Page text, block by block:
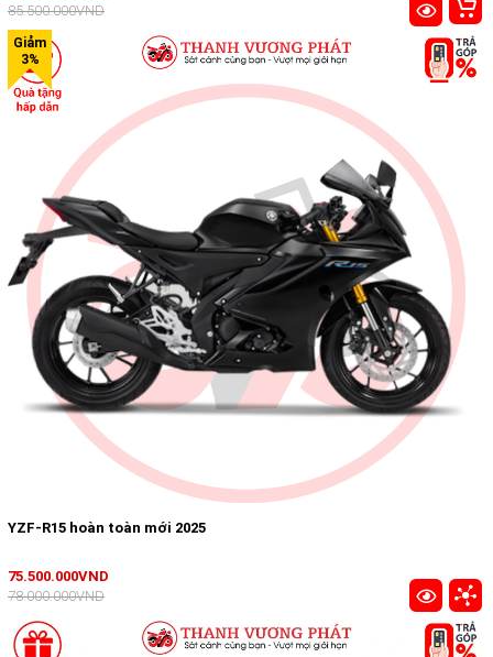
85.500.000VND
YZF-R15 hoàn toàn mới 2025
75.500.000VND
78.000.000VND